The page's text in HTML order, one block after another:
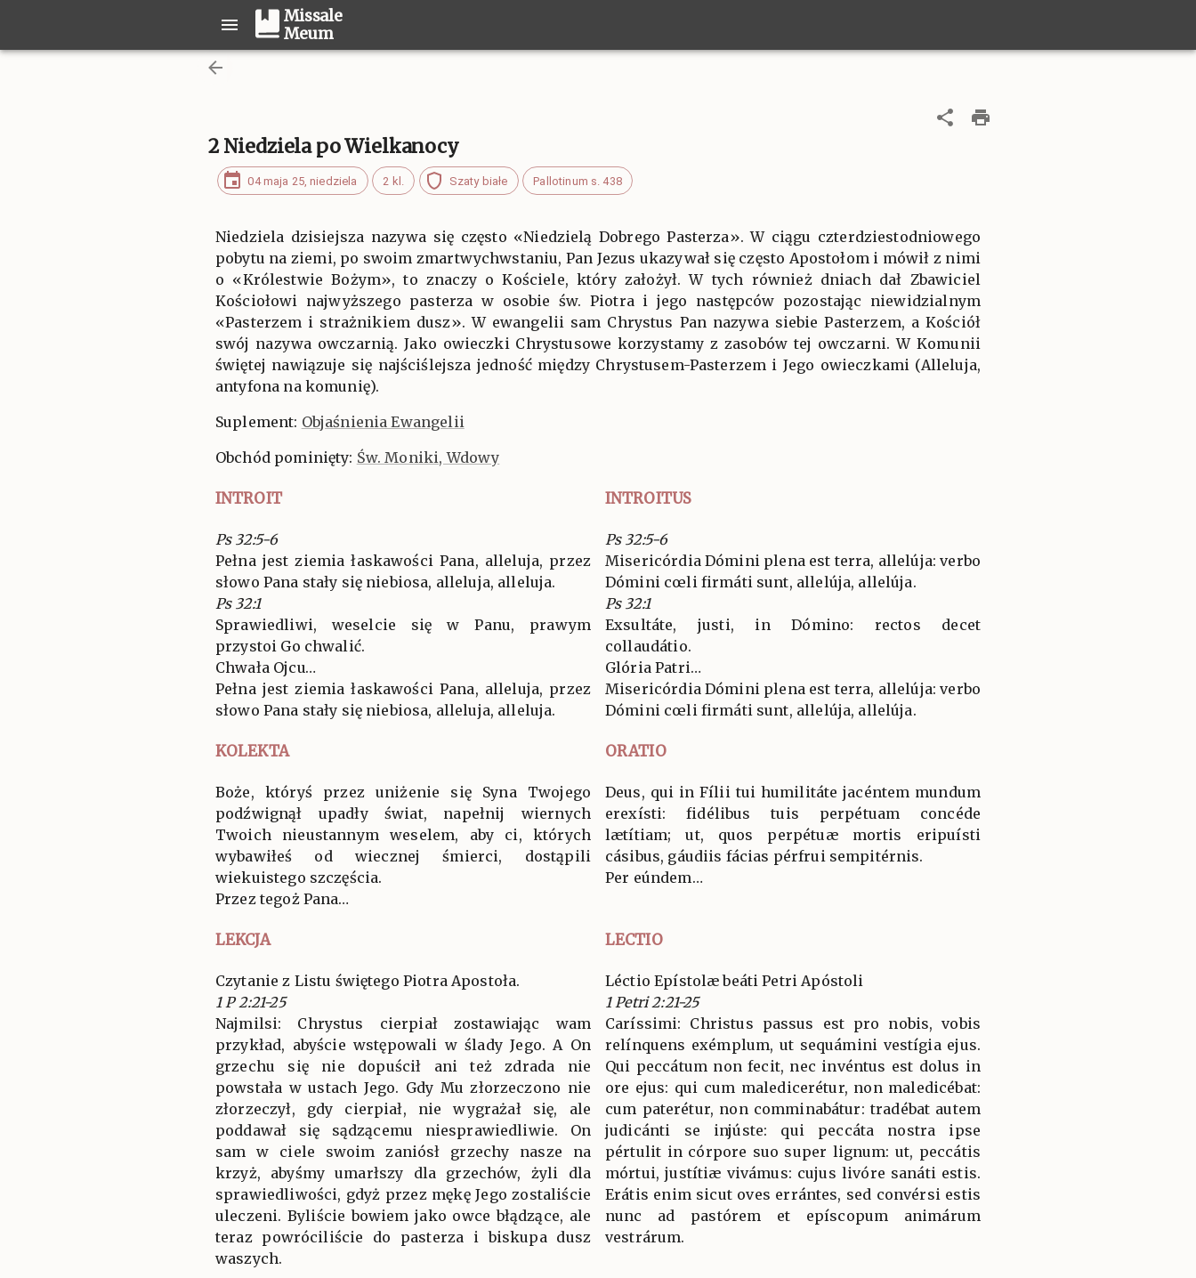
Missale
Meum
2 Niedziela po Wielkanocy
04 maja 25, niedziela 2 kl. Szaty białe Pallotinum s. 438
Niedziela dzisiejsza nazywa się często «Niedzielą Dobrego Pasterza». W ciągu czterdziestodniowego
pobytu na ziemi, po swoim zmartwychwstaniu, Pan Jezus ukazywał się często Apostołom i mówił z nimi
o «Królestwie Bożym», to znaczy o Kościele, który założył. W tych również dniach dał Zbawiciel
Kościołowi najwyższego pasterza w osobie św. Piotra i jego następców pozostając niewidzialnym
«Pasterzem i strażnikiem dusz». W ewangelii sam Chrystus Pan nazywa siebie Pasterzem, a Kościół
swój nazywa owczarnią. Jako owieczki Chrystusowe korzystamy z zasobów tej owczarni. W Komunii
świętej nawiązuje się najściślejsza jedność między Chrystusem-Pasterzem i Jego owieczkami (Alleluja,
antyfona na komunię).
Suplement: Objaśnienia Ewangelii
Obchód pominięty: Św. Moniki, Wdowy
INTROIT INTROITUS
Ps 32:5-6
Pełna jest ziemia łaskawości Pana, alleluja, przez
słowo Pana stały się niebiosa, alleluja, alleluja.
Ps 32:1
Sprawiedliwi, weselcie się w Panu, prawym
przystoi Go chwalić.
Chwała Ojcu…
Pełna jest ziemia łaskawości Pana, alleluja, przez
słowo Pana stały się niebiosa, alleluja, alleluja.
Ps 32:5-6
Misericórdia Dómini plena est terra, allelúja: verbo
Dómini cœli firmáti sunt, allelúja, allelúja.
Ps 32:1
Exsultáte, justi, in Dómino: rectos decet
collaudátio.
Glória Patri…
Misericórdia Dómini plena est terra, allelúja: verbo
Dómini cœli firmáti sunt, allelúja, allelúja.
KOLEKTA ORATIO
Boże, któryś przez uniżenie się Syna Twojego
podźwignął upadły świat, napełnij wiernych
Twoich nieustannym weselem, aby ci, których
wybawiłeś od wiecznej śmierci, dostąpili
wiekuistego szczęścia.
Przez tegoż Pana…
Deus, qui in Fílii tui humilitáte jacéntem mundum
erexísti: fidélibus tuis perpétuam concéde
lætítiam; ut, quos perpétuæ mortis eripuísti
cásibus, gáudiis fácias pérfrui sempitérnis.
Per eúndem…
LEKCJA LECTIO
Czytanie z Listu świętego Piotra Apostoła.
1 P 2:21-25
Najmilsi: Chrystus cierpiał zostawiając wam
przykład, abyście wstępowali w ślady Jego. A On
grzechu się nie dopuścił ani też zdrada nie
powstała w ustach Jego. Gdy Mu złorzeczono nie
złorzeczył, gdy cierpiał, nie wygrażał się, ale
poddawał się sądzącemu niesprawiedliwie. On
sam w ciele swoim zaniósł grzechy nasze na
krzyż, abyśmy umarłszy dla grzechów, żyli dla
sprawiedliwości, gdyż przez mękę Jego zostaliście
uleczeni. Byliście bowiem jako owce błądzące, ale
teraz powróciliście do pasterza i biskupa dusz
waszych.
Léctio Epístolæ beáti Petri Apóstoli
1 Petri 2:21-25
Caríssimi: Christus passus est pro nobis, vobis
relínquens exémplum, ut sequámini vestígia ejus.
Qui peccátum non fecit, nec invéntus est dolus in
ore ejus: qui cum maledicerétur, non maledicébat:
cum paterétur, non comminabátur: tradébat autem
judicánti se injúste: qui peccáta nostra ipse
pértulit in córpore suo super lignum: ut, peccátis
mórtui, justítiæ vivámus: cujus livóre sanáti estis.
Erátis enim sicut oves errántes, sed convérsi estis
nunc ad pastórem et epíscopum animárum
vestrárum.